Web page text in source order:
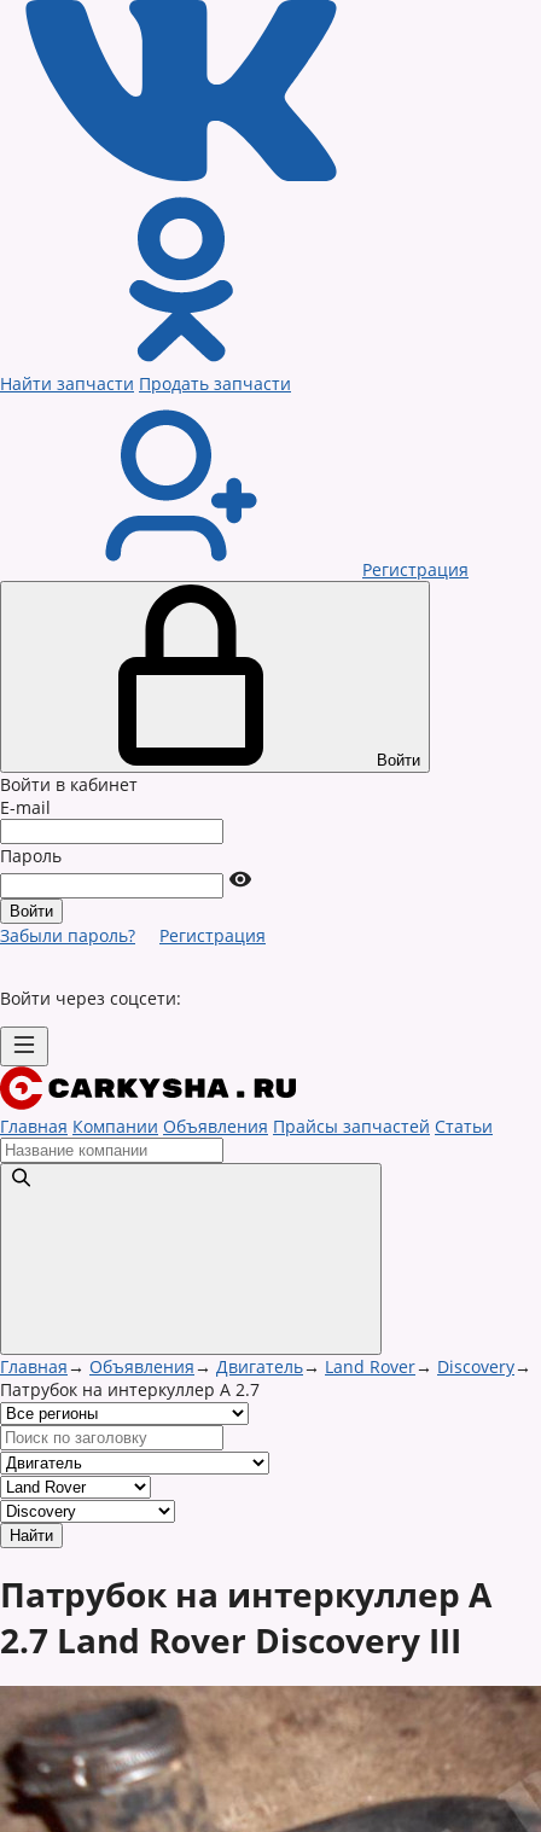
Найти запчасти Продать запчасти
Регистрация
Войти
Войти в кабинет
E-mail
Пароль
Забыли пароль? Регистрация
Войти через соцсети:
Главная Компании Объявления Прайсы запчастей Статьи
Главная→ Объявления→ Двигатель→ Land Rover→ Discovery→
Патрубок на интеркуллер A 2.7
Патрубок на интеркуллер A
2.7 Land Rover Discovery III